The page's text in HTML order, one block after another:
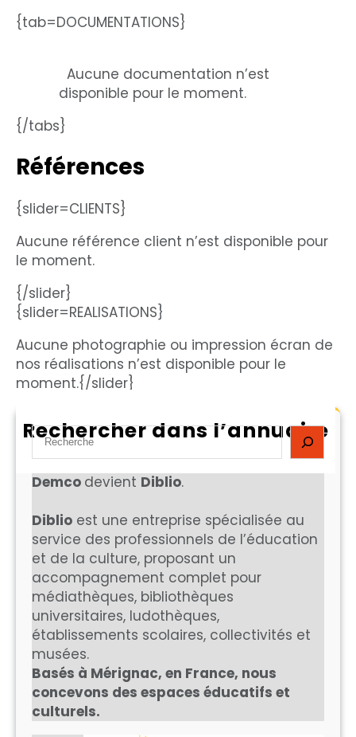
{tab=DOCUMENTATIONS}
Aucune documentation n’est
disponible pour le moment.
{/tabs}
Références
{slider=CLIENTS}
Aucune référence client n’est disponible pour
le moment.
{/slider}
{slider=REALISATIONS}
Aucune photographie ou impression écran de
nos réalisations n’est disponible pour le
moment.{/slider}
Rechercher dans l’annuaire
S
e
a
r
c
h
Demco devient Diblio.
Diblio est une entreprise spécialisée au
service des professionnels de l’éducation
et de la culture, proposant un
accompagnement complet pour
médiathèques, bibliothèques
universitaires, ludothèques,
établissements scolaires, collectivités et
musées.
Basés à Mérignac, en France, nous
concevons des espaces éducatifs et
culturels.